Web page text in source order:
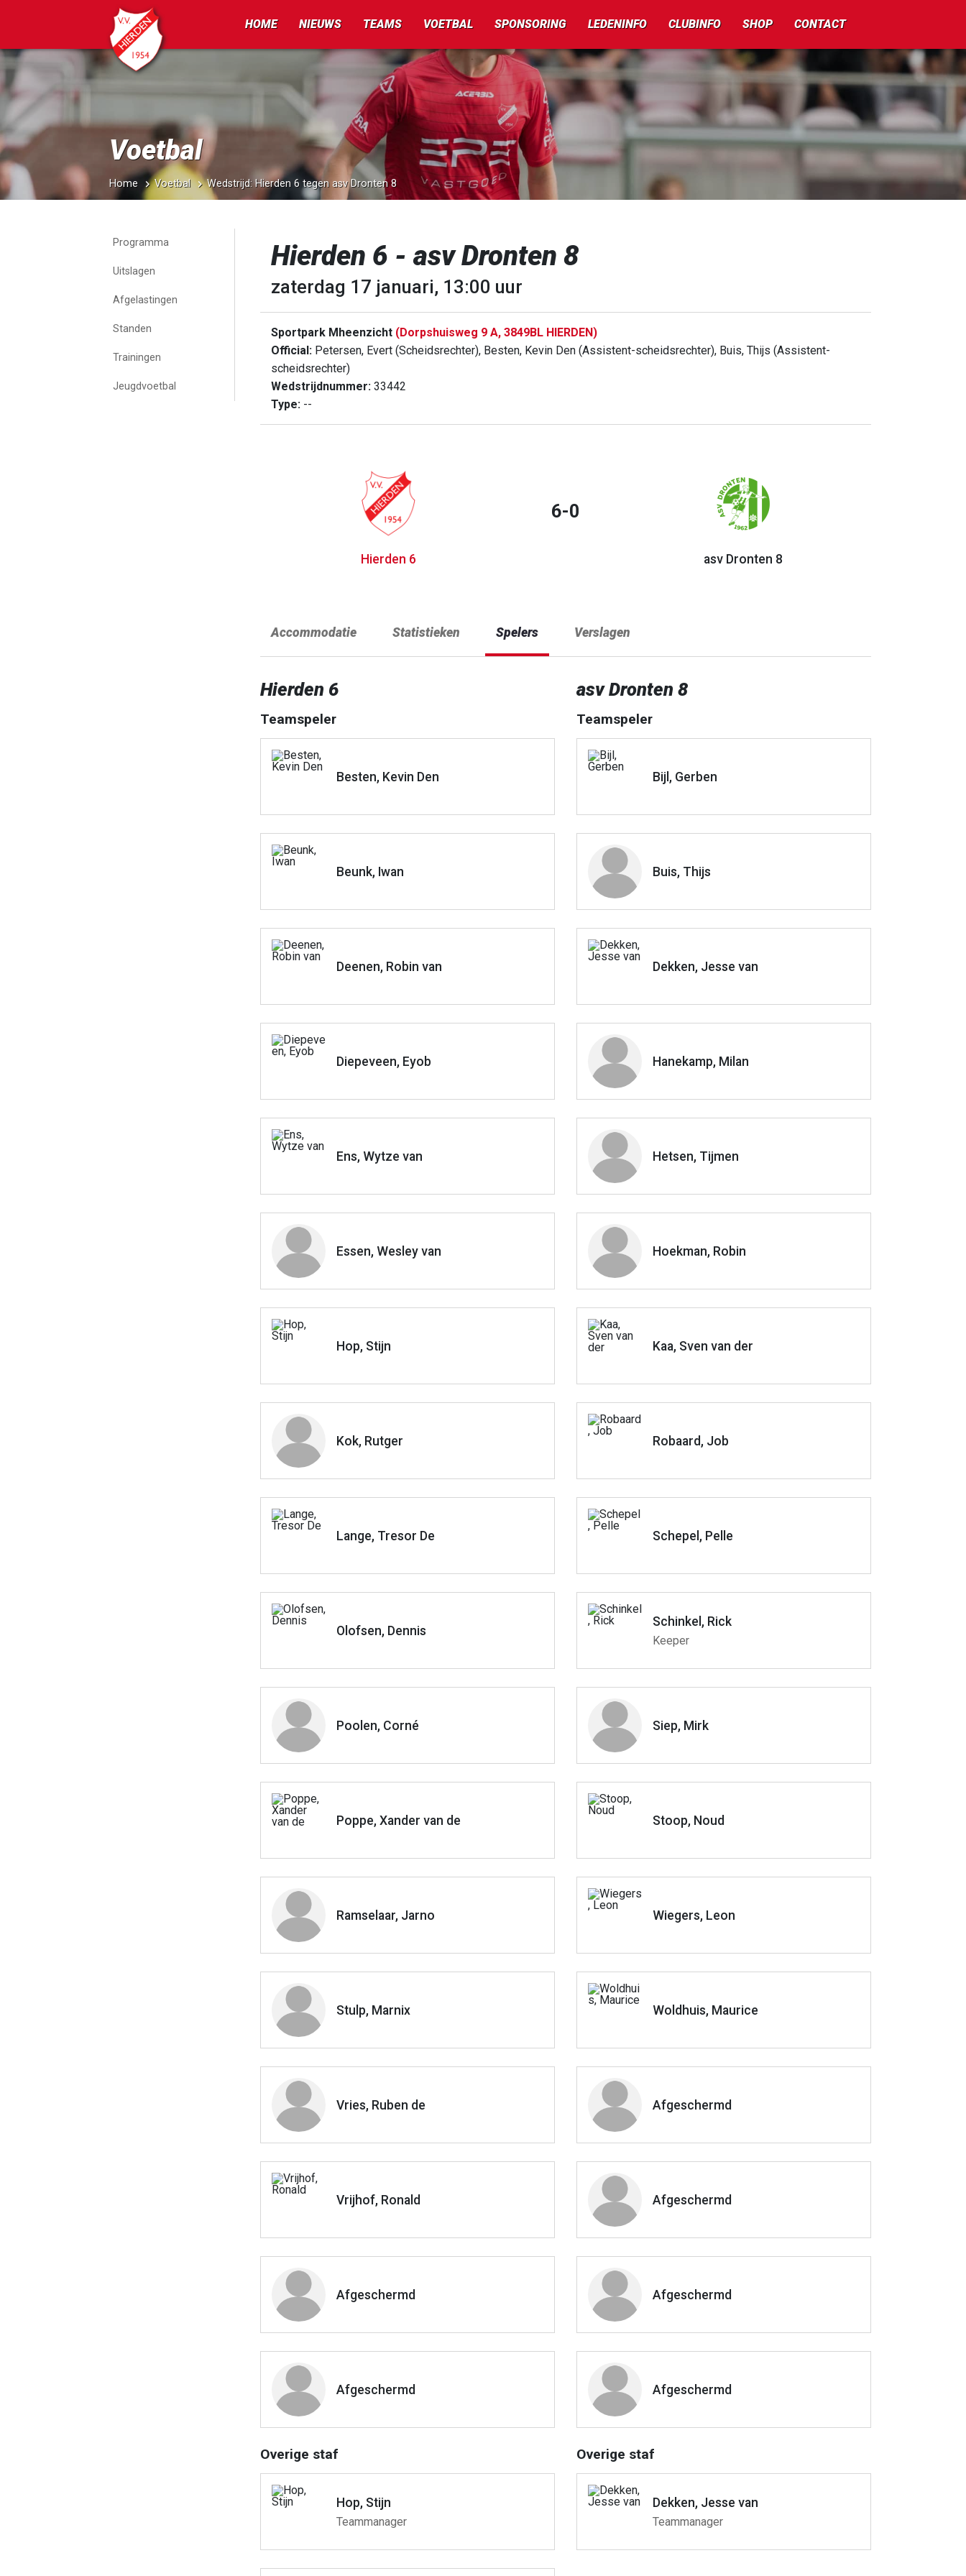
HOME NIEUWS TEAMS VOETBAL SPONSORING LEDENINFO CLUBINFO SHOP CONTACT
Voetbal
Home Voetbal Wedstrijd: Hierden 6 tegen asv Dronten 8
Programma
Uitslagen
Afgelastingen
Standen
Trainingen
Jeugdvoetbal
Hierden 6 - asv Dronten 8
zaterdag 17 januari, 13:00 uur
Sportpark Mheenzicht (Dorpshuisweg 9 A, 3849BL HIERDEN)
Official: Petersen, Evert (Scheidsrechter), Besten, Kevin Den (Assistent-scheidsrechter), Buis, Thijs (Assistent-
scheidsrechter)
Wedstrijdnummer: 33442
Type: --
Hierden 6
6-0
asv Dronten 8
Accommodatie Statistieken Spelers Verslagen
Hierden 6
Teamspeler
Besten, Kevin Den
Beunk, Iwan
Deenen, Robin van
Diepeveen, Eyob
Ens, Wytze van
Essen, Wesley van
Hop, Stijn
Kok, Rutger
Lange, Tresor De
Olofsen, Dennis
Poolen, Corné
Poppe, Xander van de
Ramselaar, Jarno
Stulp, Marnix
Vries, Ruben de
Vrijhof, Ronald
Afgeschermd
Afgeschermd
Overige staf
Hop, Stijn
Teammanager
asv Dronten 8
Teamspeler
Bijl, Gerben
Buis, Thijs
Dekken, Jesse van
Hanekamp, Milan
Hetsen, Tijmen
Hoekman, Robin
Kaa, Sven van der
Robaard, Job
Schepel, Pelle
Schinkel, Rick
Keeper
Siep, Mirk
Stoop, Noud
Wiegers, Leon
Woldhuis, Maurice
Afgeschermd
Afgeschermd
Afgeschermd
Afgeschermd
Overige staf
Dekken, Jesse van
Teammanager